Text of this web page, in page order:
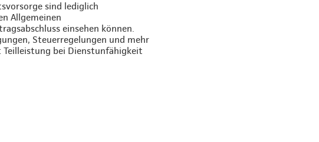
sind lediglich
Allgemeinen
einsehen können.
Steuerregelungen und mehr
Teilleistung bei Dienstunfähigkeit